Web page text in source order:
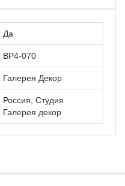
Да
ВР4-070
Галерея Декор
Россия, Студия
Галерея декор